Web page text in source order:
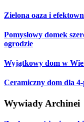
Zielona oaza i
Pomysłowy domek
ogrodzie
Wyjątkowy dom w
Ceramiczny dom dla
Wywiady Archinei